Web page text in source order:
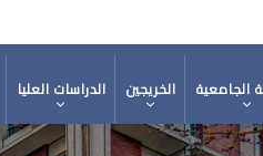
الجامعية الخريجين الدراسات العليا